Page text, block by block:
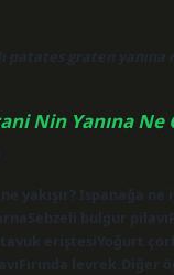
patates graten yanına
Nin Yanına Ne
yakışır? Ispanağa
bulgur
eriştesiYoğurt
levrek.Diğer